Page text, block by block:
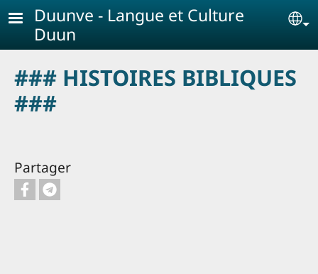
Aller au contenu principal
Duunve - Langue et Culture
Duun
### HISTOIRES BIBLIQUES
###
Partager